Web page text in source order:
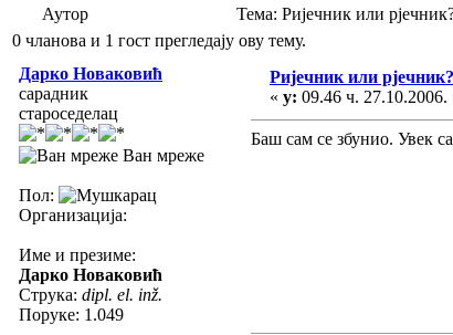
Аутор
Тема: Ријечник или
0 чланова и 1 гост прегледају ову тему.
Дарко Новаковић
сарадник
староседелац
Ван мреже
Пол:
Организација:
Име и презиме:
Дарко Новаковић
Струка: dipl. el. inž.
Поруке: 1.049
Ријечник или рјечник?
« у: 09.46 ч. 27.10.2006.
Баш сам се збунио. Увек